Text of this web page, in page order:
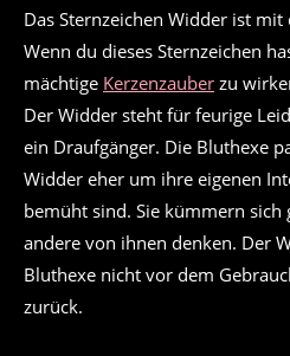
Das Sternzeichen Widder ist
Wenn du dieses Sternzeichen
mächtige Kerzenzauber zu
Der Widder steht für feurige
ein Draufgänger. Die Bluthexe
Widder eher um ihre eigenen
bemüht sind. Sie kümmern
andere von ihnen denken. Der
Bluthexe nicht vor dem
zurück.